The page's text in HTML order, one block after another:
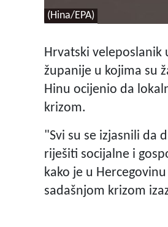
(Hina/EPA)
Hrvatski veleposlanik
županije u kojima su
Hinu ocijenio da
krizom.
"Svi su se izjasnili da
riješiti socijalne i
kako je u
sadašnjom krizom